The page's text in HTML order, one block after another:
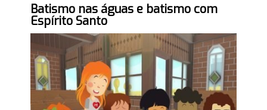
Batismo nas águas e batismo com
Espírito Santo